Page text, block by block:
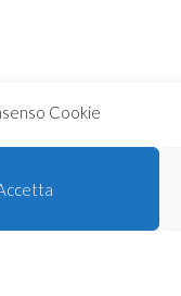
Cookie